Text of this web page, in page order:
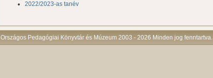
2022/2023-as tanév
Országos Pedagógiai Könyvtár és Múzeum 2003 - 2026 Minden jog fenntartva.